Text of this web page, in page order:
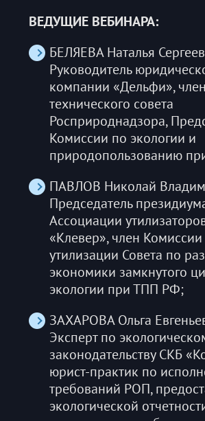
ВЕДУЩИЕ ВЕБИНАРА:
БЕЛЯЕВА Наталья
Руководитель
компании «Дельфи»,
технического совета
Росприроднадзора,
Комиссии по экологии и
природопользованию
ПАВЛОВ Николай
Председатель
Ассоциации
«Клевер», член
утилизации Совета по
экономики замкнутого
экологии при ТПП РФ;
ЗАХАРОВА Ольга
Эксперт по
законодательству СКБ
юрист-практик по
требований РОП,
экологической